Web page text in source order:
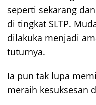
seperti sekarang
di tingkat SLTP.
dilakuka menjadi
tuturnya.
Ia pun tak lupa
meraih kesuksesan